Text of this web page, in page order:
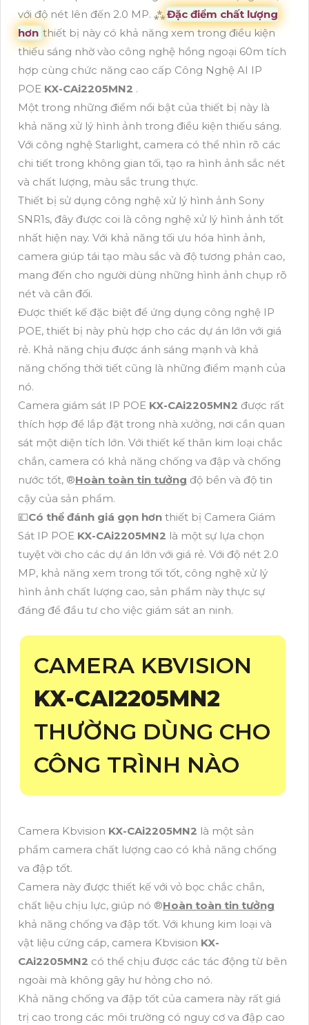
với độ nét lên đến 2.0 MP. ⁂Đặc điểm chất lượng
hơn thiết bị này có khả năng xem trong điều kiện
thiếu sáng nhờ vào công nghệ hồng ngoại 60m tích
hợp cùng chức năng cao cấp Công Nghệ AI IP
POE KX-CAi2205MN2 .
Một trong những điểm nổi bật của thiết bị này là
khả năng xử lý hình ảnh trong điều kiện thiếu sáng.
Với công nghệ Starlight, camera có thể nhìn rõ các
chi tiết trong không gian tối, tạo ra hình ảnh sắc nét
và chất lượng, màu sắc trung thực.
Thiết bị sử dụng công nghệ xử lý hình ảnh Sony
SNR1s, đây được coi là công nghệ xử lý hình ảnh tốt
nhất hiện nay. Với khả năng tối ưu hóa hình ảnh,
camera giúp tái tạo màu sắc và độ tương phản cao,
mang đến cho người dùng những hình ảnh chụp rõ
nét và cân đối.
Được thiết kế đặc biệt để ứng dụng công nghệ IP
POE, thiết bị này phù hợp cho các dự án lớn với giá
rẻ. Khả năng chịu được ánh sáng mạnh và khả
năng chống thời tiết cũng là những điểm mạnh của
nó.
Camera giám sát IP POE KX-CAi2205MN2 được rất
thích hợp để lắp đặt trong nhà xưởng, nơi cần quan
sát một diện tích lớn. Với thiết kế thân kim loại chắc
chắn, camera có khả năng chống va đập và chống
nước tốt, ®️Hoàn toàn tin tưởng độ bền và độ tin
cậy của sản phẩm.
💷Có thể đánh giá gọn hơn thiết bị Camera Giám
Sát IP POE KX-CAi2205MN2 là một sự lựa chọn
tuyệt vời cho các dự án lớn với giá rẻ. Với độ nét 2.0
MP, khả năng xem trong tối tốt, công nghệ xử lý
hình ảnh chất lượng cao, sản phẩm này thực sự
đáng để đầu tư cho việc giám sát an ninh.
CAMERA KBVISION
KX-CAI2205MN2
THƯỜNG DÙNG CHO
CÔNG TRÌNH NÀO
Camera Kbvision KX-CAi2205MN2 là một sản
phẩm camera chất lượng cao có khả năng chống
va đập tốt.
Camera này được thiết kế với vỏ bọc chắc chắn,
chất liệu chịu lực, giúp nó ®️Hoàn toàn tin tưởng
khả năng chống va đập tốt. Với khung kim loại và
vật liệu cứng cáp, camera Kbvision KX-
CAi2205MN2 có thể chịu được các tác động từ bên
ngoài mà không gây hư hỏng cho nó.
Khả năng chống va đập tốt của camera này rất giá
trị cao trong các môi trường có nguy cơ va đập cao